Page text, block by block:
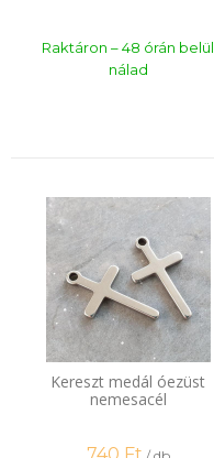
Raktáron – 48 órán belül
nálad
Kereszt medál óezüst
nemesacél